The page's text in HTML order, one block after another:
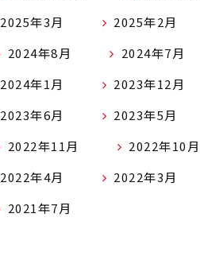
2025年3月 2025年2月
2024年8月 2024年7月
2024年1月 2023年12月
2023年6月 2023年5月
2022年11月 2022年10月
2022年4月 2022年3月
2021年7月